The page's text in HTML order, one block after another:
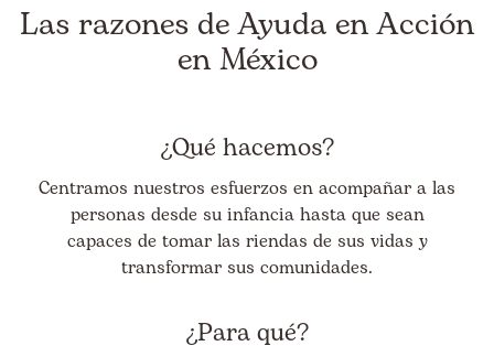
Las razones de Ayuda en Acción
en México
¿Qué hacemos?
Centramos nuestros esfuerzos en acompañar a las
personas desde su infancia hasta que sean
capaces de tomar las riendas de sus vidas y
transformar sus comunidades.
¿Para qué?